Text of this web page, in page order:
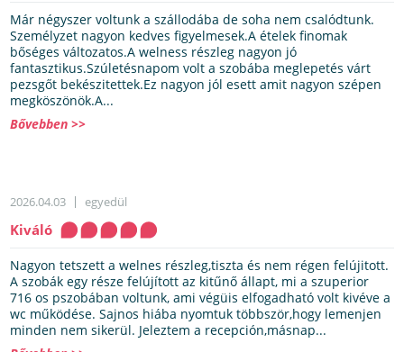
Már négyszer voltunk a szállodába de soha nem csalódtunk.
Személyzet nagyon kedves figyelmesek.A ételek finomak
bőséges változatos.A welness részleg nagyon jó
fantasztikus.Szúletésnapom volt a szobába meglepetés várt
pezsgőt bekészitettek.Ez nagyon jól esett amit nagyon szépen
megköszönök.A...
Bővebben >>
2026.04.03 egyedül
Kiváló
Nagyon tetszett a welnes részleg,tiszta és nem régen felújitott.
A szobák egy része felújított az kitűnő állapt, mi a szuperior
716 os pszobában voltunk, ami végüis elfogadható volt kivéve a
wc működése. Sajnos hiába nyomtuk többször,hogy lemenjen
minden nem sikerül. Jeleztem a recepción,másnap...